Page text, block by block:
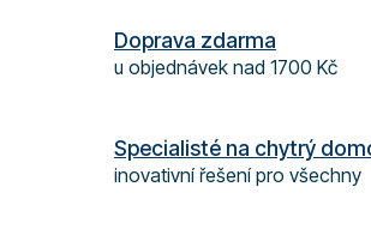
d
a
p
r
Doprava zdarma
u objednávek nad 1700 Kč
Specialisté na chytrý
inovativní řešení pro všechny